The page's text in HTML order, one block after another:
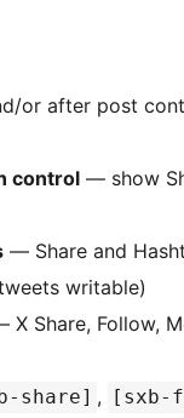
or after post
control — show
— Share and
writable)
X Share, Follow,
share] , [sxb-